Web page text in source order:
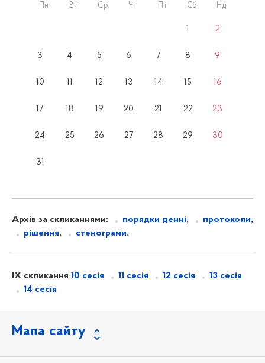
Пн Вт Ср Чт Пт Сб Нд
1 2
3 4 5 6 7 8 9
10 11 12 13 14 15 16
17 18 19 20 21 22 23
24 25 26 27 28 29 30
31
Архів за скликаннями: порядки денні,
протоколи,
рішення, стенограми.
IX скликання 10 сесія 11 сесія 12 сесія
13 сесія
14 сесія
Мапа сайту